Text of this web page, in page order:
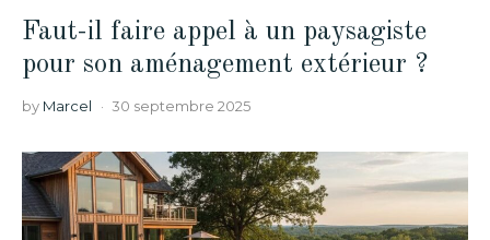
Faut-il faire appel à un paysagiste
pour son aménagement extérieur ?
by Marcel 30 septembre 2025